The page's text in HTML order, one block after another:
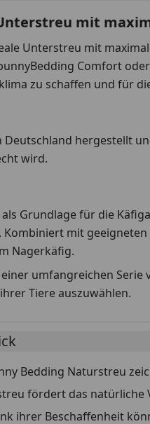
mit
Unterstreu mit
Comfort
zu schaffen und für
hergestellt
wird.
Grundlage für die
mit
Nagerkäfig.
umfangreichen
Tiere auszuwählen.
Bedding Naturstreu
fördert das natürliche
ihrer Beschaffenheit